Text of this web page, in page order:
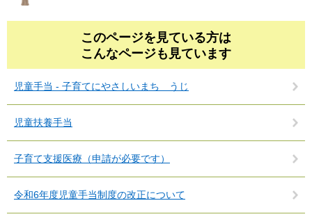
このページを見ている方は
こんなページも見ています
児童手当 - 子育てにやさしいまち うじ
児童扶養手当
子育て支援医療（申請が必要です）
令和6年度児童手当制度の改正について